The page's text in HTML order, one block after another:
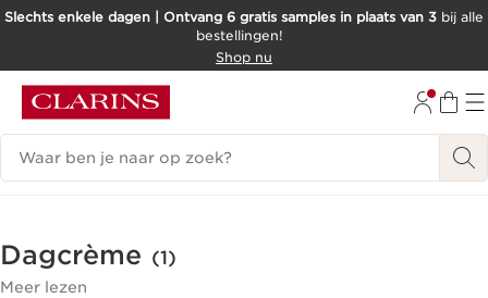
DOORGAAN NAAR INHOUD
Slechts enkele dagen | Ontvang 6 gratis samples in plaats van 3 bij alle
bestellingen!
Shop nu
Zoekgeschiedenis
Dagcrème (1)
Meer lezen